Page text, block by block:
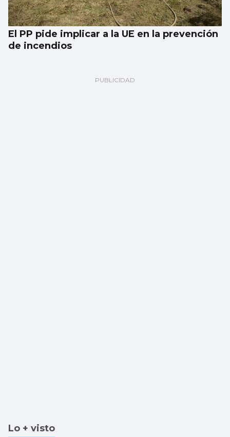
El PP pide implicar a la UE en la prevención
de incendios
Lo + visto